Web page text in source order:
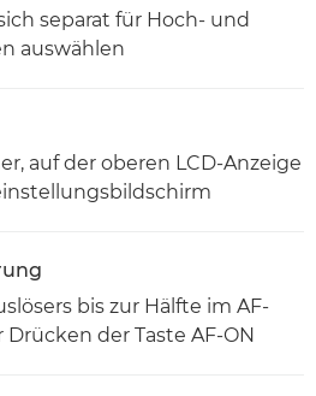
separat für Hoch- und
auswählen
auf der oberen LCD-Anzeige
bis zur Hälfte im AF-
der Taste AF-ON